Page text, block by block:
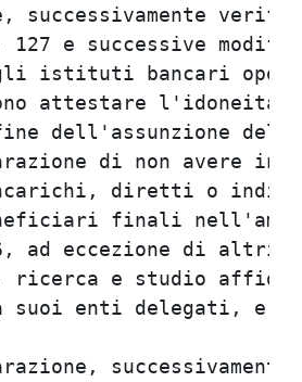
n. 127
istituti
attestare
al fine
di non
incarichi,
finali
ad eccezione
ricerca e
da suoi enti